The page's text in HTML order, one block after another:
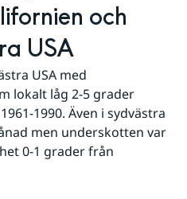
och
USA
USA med
lokalt låg 2-5 grader
1990. Även i sydvästra
men underskotten var
0-1 grader från